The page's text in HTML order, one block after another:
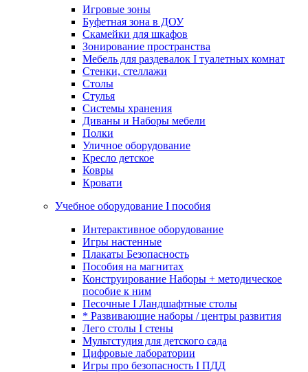
Игровые зоны
Буфетная зона в ДОУ
Скамейки для шкафов
Зонирование пространства
Мебель для раздевалок I туалетных комнат
Стенки, стеллажи
Столы
Стулья
Системы хранения
Диваны и Наборы мебели
Полки
Уличное оборудование
Кресло детское
Ковры
Кровати
Учебное оборудование I пособия
Интерактивное оборудование
Игры настенные
Плакаты Безопасность
Пособия на магнитах
Конструирование Наборы + методическое
пособие к ним
Песочные I Ландшафтные столы
* Развивающие наборы / центры развития
Лего столы I стены
Мультстудия для детского сада
Цифровые лаборатории
Игры про безопасность I ПДД